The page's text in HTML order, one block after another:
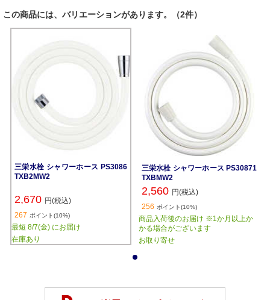
この商品には、バリエーションがあります。（2件）
三栄水栓 シャワーホース PS3086
TXB2MW2
2,670 円(税込)
267 ポイント(10%)
最短 8/7(金) にお届け
在庫あり
三栄水栓 シャワーホース PS30871
TXBMW2
2,560 円(税込)
256 ポイント(10%)
商品入荷後のお届け ※1か月以上か
かる場合がございます
お取り寄せ